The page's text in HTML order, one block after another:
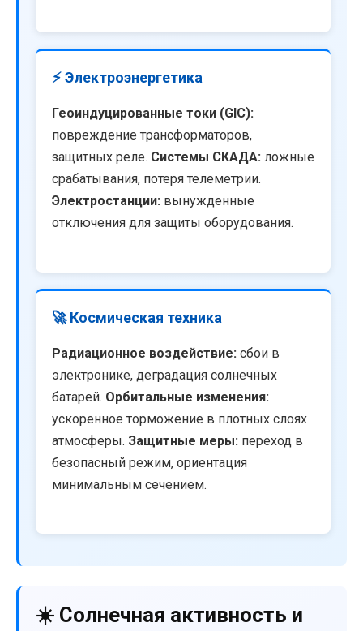
⚡ Электроэнергетика
Геоиндуцированные токи (GIC):
повреждение трансформаторов,
защитных реле. Системы СКАДА: ложные
срабатывания, потеря телеметрии.
Электростанции: вынужденные
отключения для защиты оборудования.
🚀 Космическая техника
Радиационное воздействие: сбои в
электронике, деградация солнечных
батарей. Орбитальные изменения:
ускоренное торможение в плотных слоях
атмосферы. Защитные меры: переход в
безопасный режим, ориентация
минимальным сечением.
☀️ Солнечная активность и